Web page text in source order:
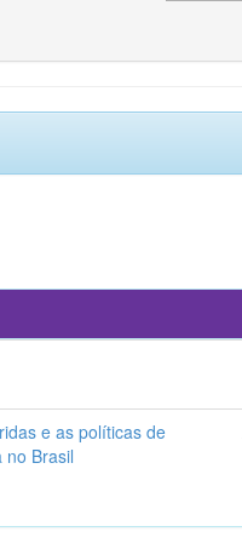
e as políticas de
no Brasil